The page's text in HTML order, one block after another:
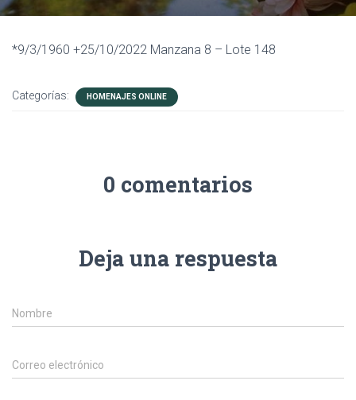
E
*9/3/1960 +25/10/2022 Manzana 8 – Lote 148
Categorías: HOMENAJES ONLINE
0 comentarios
Deja una respuesta
Nombre
Correo electrónico